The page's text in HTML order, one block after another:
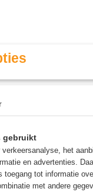
ROLE PLAYING
gebruikt
het
en advertenties.
toegang tot informatie
met andere